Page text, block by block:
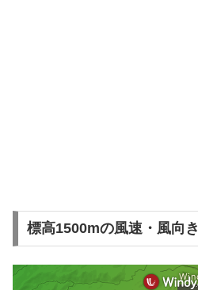
標高1500mの風速・風向き